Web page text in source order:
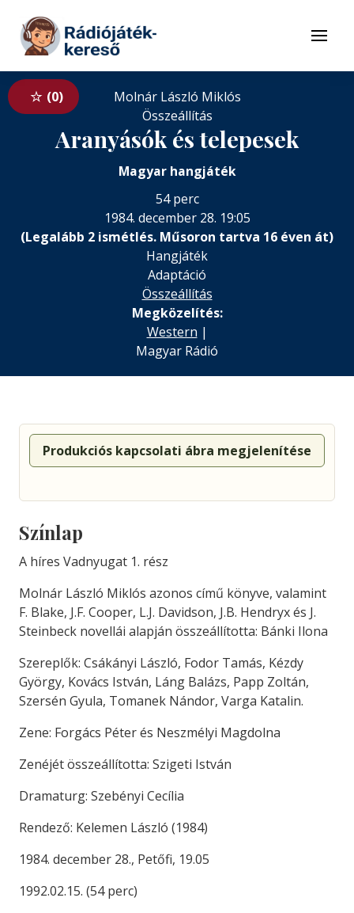
Tovább a tartalomhoz
Menü
0
Molnár László Miklós
Összeállítás
Aranyásók és telepesek
Magyar hangjáték
54 perc
1984. december 28. 19:05
(Legalább 2 ismétlés. Műsoron tartva 16 éven át)
Hangjáték
Adaptáció
Összeállítás
Megközelítés:
Western |
Magyar Rádió
Produkciós kapcsolati ábra megjelenítése
Színlap
A híres Vadnyugat 1. rész
Molnár László Miklós azonos című könyve, valamint
F. Blake, J.F. Cooper, L.J. Davidson, J.B. Hendryx és J.
Steinbeck novellái alapján összeállította: Bánki Ilona
Szereplők: Csákányi László, Fodor Tamás, Kézdy
György, Kovács István, Láng Balázs, Papp Zoltán,
Szersén Gyula, Tomanek Nándor, Varga Katalin.
Zene: Forgács Péter és Neszmélyi Magdolna
Zenéjét összeállította: Szigeti István
Dramaturg: Szebényi Cecília
Rendező: Kelemen László (1984)
1984. december 28., Petőfi, 19.05
1992.02.15. (54 perc)